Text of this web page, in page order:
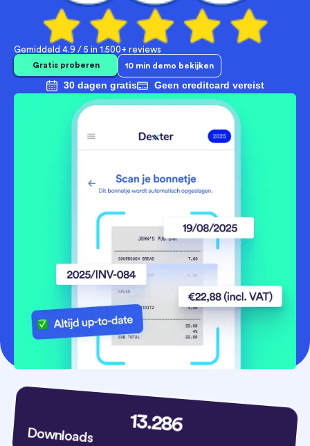
Gemiddeld 4.9 / 5 in 1.500+ reviews
Gratis proberen 10 min demo bekijken
30 dagen gratis Geen creditcard vereist
17.971
Downloads